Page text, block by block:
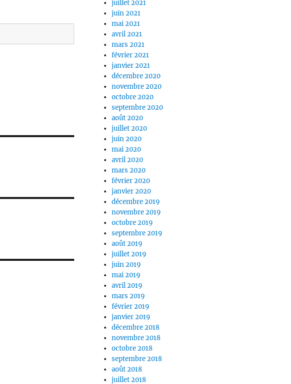
juillet 2021
juin 2021
mai 2021
avril 2021
mars 2021
février 2021
janvier 2021
décembre 2020
novembre 2020
octobre 2020
septembre 2020
août 2020
juillet 2020
juin 2020
mai 2020
avril 2020
mars 2020
février 2020
janvier 2020
décembre 2019
novembre 2019
octobre 2019
septembre 2019
août 2019
juillet 2019
juin 2019
mai 2019
avril 2019
mars 2019
février 2019
janvier 2019
décembre 2018
novembre 2018
octobre 2018
septembre 2018
août 2018
juillet 2018